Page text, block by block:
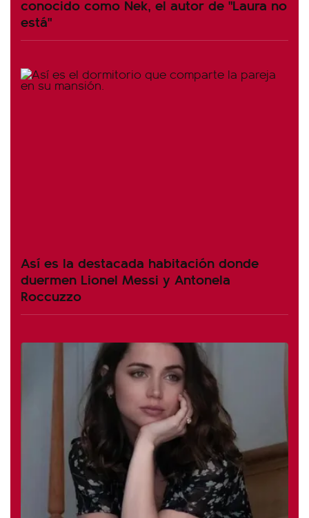
conocido como Nek, el autor de "Laura no
está"
Así es la destacada habitación donde
duermen Lionel Messi y Antonela
Roccuzzo